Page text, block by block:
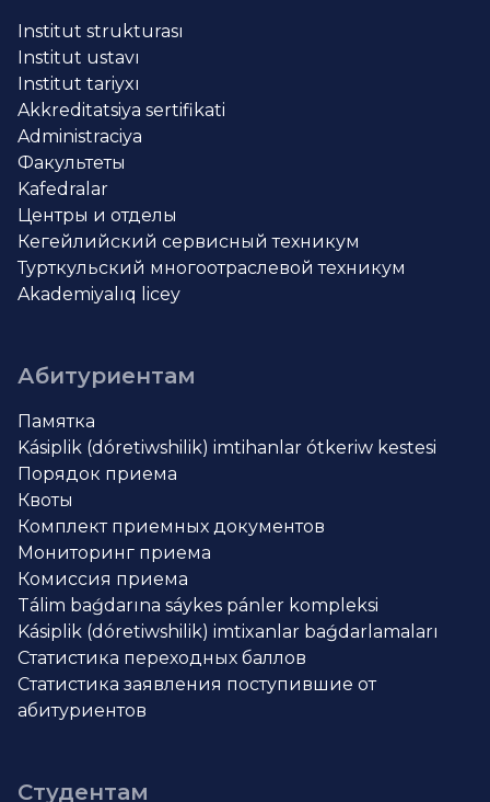
Institut strukturası
Institut ustavı
Institut tariyxı
Akkreditatsiya sertifikati
Administraciya
Факультеты
Kafedralar
Центры и отделы
Кегейлийский сервисный техникум
Турткульский многоотраслевой техникум
Akademiyalıq licey
Абитуриентам
Памятка
Kásiplik (dóretiwshilik) imtihanlar ótkeriw kestesi
Порядок приема
Квоты
Комплект приемных документов
Мониторинг приема
Комиссия приема
Tálim baǵdarına sáykes pánler kompleksi
Kásiplik (dóretiwshilik) imtixanlar baǵdarlamaları
Статистика переходных баллов
Статистика заявления поступившие от
абитуриентов
Студентам